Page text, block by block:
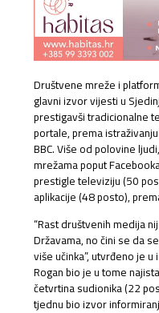
Društvene mreže i
glavni izvor vijesti u
prestigavši tradicionalne
portale, prema
BBC. Više od polovine
mrežama poput
prestigle televiziju (50
aplikacije (48 posto),
“Rast društvenih medija
Državama, no čini se da
više učinka”, utvrđeno je
Rogan bio je u tome
četvrtina sudionika (22
tjednu bio izvor